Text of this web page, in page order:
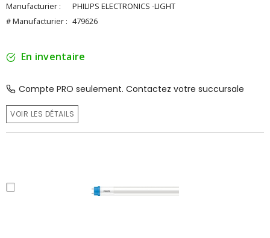
Manufacturier :
PHILIPS ELECTRONICS -LIGHT
# Manufacturier : 479626
En inventaire
Compte PRO seulement. Contactez votre succursale
VOIR LES DÉTAILS